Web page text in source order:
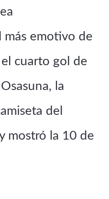
más emotivo de
cuarto gol de
la
del
mostró la 10 de